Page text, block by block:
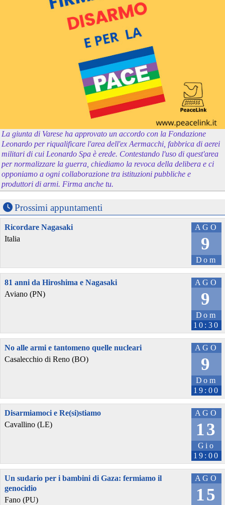
La giunta di Varese ha approvato un accordo con la Fondazione
Leonardo per riqualificare l'area dell'ex Aermacchi, fabbrica di aerei
militari di cui Leonardo Spa è erede. Contestando l'uso di quest'area
per normalizzare la guerra, chiediamo la revoca della delibera e ci
opponiamo a ogni collaborazione tra istituzioni pubbliche e
produttori di armi. Firma anche tu.
Prossimi appuntamenti
AGO
9
Dom
Ricordare Nagasaki
Italia
AGO
9
Dom
10:30
81 anni da Hiroshima e Nagasaki
Aviano (PN)
AGO
9
Dom
19:00
No alle armi e tantomeno quelle nucleari
Casalecchio di Reno (BO)
AGO
13
Gio
19:00
Disarmiamoci e Re(si)stiamo
Cavallino (LE)
AGO
15
Un sudario per i bambini di Gaza: fermiamo il
genocidio
Fano (PU)